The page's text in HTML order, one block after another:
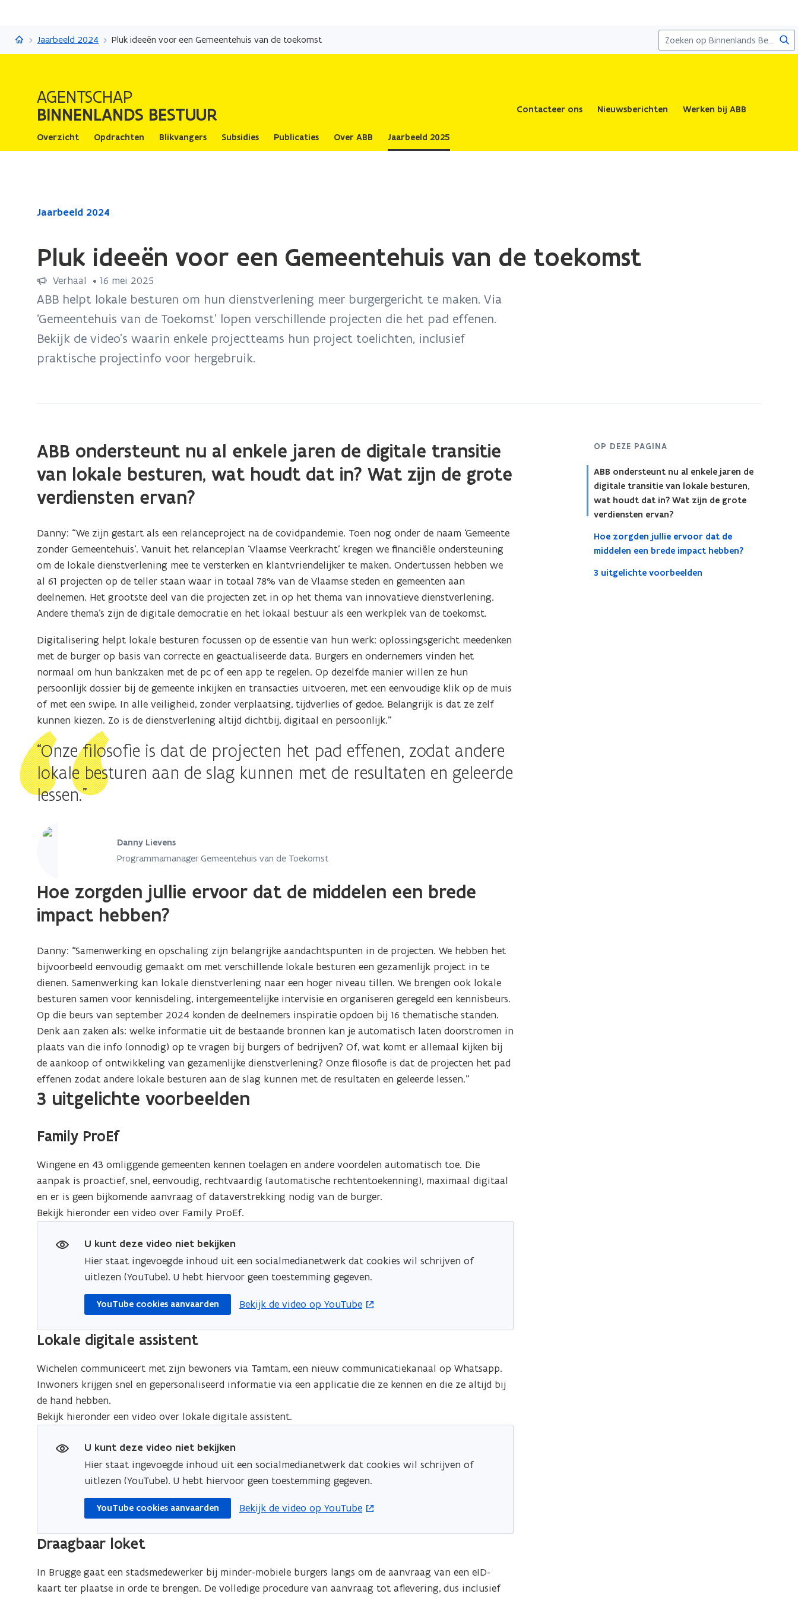
naar
Binnenlands Bestuur
Jaarbeeld 2024 Pluk ideeën voor een Gemeentehuis van de toekomst
AGENTSCHAP
BINNENLANDS BESTUUR Contacteer ons Nieuwsberichten Werken bij ABB
Overzicht Opdrachten Blikvangers Subsidies Publicaties Over ABB Jaarbeeld 2025
Gedaan
bevindt
ideeën
voor
Jaarbeeld 2024
Pluk ideeën voor een Gemeentehuis van de toekomst
Verhaal • 16 mei 2025
ABB helpt lokale besturen om hun dienstverlening meer burgergericht te maken. Via
‘Gemeentehuis van de Toekomst’ lopen verschillende projecten die het pad effenen.
Bekijk de video’s waarin enkele projectteams hun project toelichten, inclusief
praktische projectinfo voor hergebruik.
OP DEZE PAGINA
ABB ondersteunt nu al enkele jaren de
digitale transitie van lokale besturen,
wat houdt dat in? Wat zijn de grote
verdiensten ervan?
Hoe zorgden jullie ervoor dat de
middelen een brede impact hebben?
3 uitgelichte voorbeelden
ABB ondersteunt nu al enkele jaren de digitale transitie
van lokale besturen, wat houdt dat in? Wat zijn de grote
verdiensten ervan?
Danny: “We zijn gestart als een relanceproject na de covidpandemie. Toen nog onder de naam ‘Gemeente
zonder Gemeentehuis’. Vanuit het relanceplan ‘Vlaamse Veerkracht’ kregen we financiële ondersteuning
om de lokale dienstverlening mee te versterken en klantvriendelijker te maken. Ondertussen hebben we
al 61 projecten op de teller staan waar in totaal 78% van de Vlaamse steden en gemeenten aan
deelnemen. Het grootste deel van die projecten zet in op het thema van innovatieve dienstverlening.
Andere thema’s zijn de digitale democratie en het lokaal bestuur als een werkplek van de toekomst.
Digitalisering helpt lokale besturen focussen op de essentie van hun werk: oplossingsgericht meedenken
met de burger op basis van correcte en geactualiseerde data. Burgers en ondernemers vinden het
normaal om hun bankzaken met de pc of een app te regelen. Op dezelfde manier willen ze hun
persoonlijk dossier bij de gemeente inkijken en transacties uitvoeren, met een eenvoudige klik op de muis
of met een swipe. In alle veiligheid, zonder verplaatsing, tijdverlies of gedoe. Belangrijk is dat ze zelf
kunnen kiezen. Zo is de dienstverlening altijd dichtbij, digitaal en persoonlijk.”
“Onze filosofie is dat de projecten het pad effenen, zodat andere
lokale besturen aan de slag kunnen met de resultaten en geleerde
lessen.”
Danny Lievens
Programmamanager Gemeentehuis van de Toekomst
Hoe zorgden jullie ervoor dat de middelen een brede
impact hebben?
Danny: “Samenwerking en opschaling zijn belangrijke aandachtspunten in de projecten. We hebben het
bijvoorbeeld eenvoudig gemaakt om met verschillende lokale besturen een gezamenlijk project in te
dienen. Samenwerking kan lokale dienstverlening naar een hoger niveau tillen. We brengen ook lokale
besturen samen voor kennisdeling, intergemeentelijke intervisie en organiseren geregeld een kennisbeurs.
Op die beurs van september 2024 konden de deelnemers inspiratie opdoen bij 16 thematische standen.
Denk aan zaken als: welke informatie uit de bestaande bronnen kan je automatisch laten doorstromen in
plaats van die info (onnodig) op te vragen bij burgers of bedrijven? Of, wat komt er allemaal kijken bij
de aankoop of ontwikkeling van gezamenlijke dienstverlening? Onze filosofie is dat de projecten het pad
effenen zodat andere lokale besturen aan de slag kunnen met de resultaten en geleerde lessen.”
3 uitgelichte voorbeelden
Family ProEf
Wingene en 43 omliggende gemeenten kennen toelagen en andere voordelen automatisch toe. Die
aanpak is proactief, snel, eenvoudig, rechtvaardig (automatische rechtentoekenning), maximaal digitaal
en er is geen bijkomende aanvraag of dataverstrekking nodig van de burger.
Bekijk hieronder een video over Family ProEf.
U kunt deze video niet bekijken
Hier staat ingevoegde inhoud uit een socialmedianetwerk dat cookies wil schrijven of
uitlezen (YouTube). U hebt hiervoor geen toestemming gegeven.
YouTube cookies aanvaarden Bekijk de video op YouTube
opent in nieuw venster
Lokale digitale assistent
Wichelen communiceert met zijn bewoners via Tamtam, een nieuw communicatiekanaal op Whatsapp.
Inwoners krijgen snel en gepersonaliseerd informatie via een applicatie die ze kennen en die ze altijd bij
de hand hebben.
Bekijk hieronder een video over lokale digitale assistent.
U kunt deze video niet bekijken
Hier staat ingevoegde inhoud uit een socialmedianetwerk dat cookies wil schrijven of
uitlezen (YouTube). U hebt hiervoor geen toestemming gegeven.
YouTube cookies aanvaarden Bekijk de video op YouTube
opent in nieuw venster
Draagbaar loket
In Brugge gaat een stadsmedewerker bij minder-mobiele burgers langs om de aanvraag van een eID-
kaart ter plaatse in orde te brengen. De volledige procedure van aanvraag tot aflevering, dus inclusief